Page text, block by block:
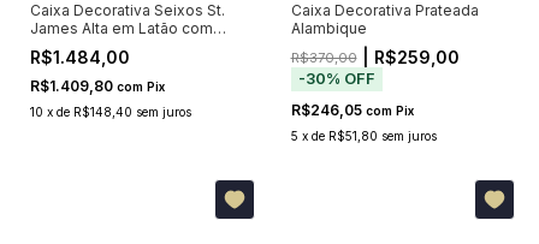
Caixa Decorativa Seixos St.
James Alta em Latão com
Banho de Prata
R$1.484,00
R$1.409,80 com Pix
10 x de R$148,40 sem juros
Caixa Decorativa Prateada
Alambique
R$370,00| R$259,00
-30% OFF
R$246,05 com Pix
5 x de R$51,80 sem juros